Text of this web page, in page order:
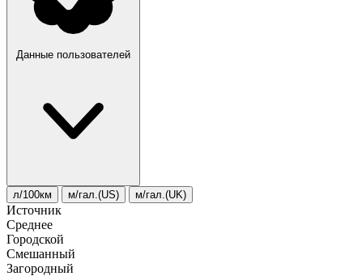
Данные пользователей
л/100км м/гал.(US) м/гал.(UK)
Источник
Среднее
Городской
Смешанный
Загородный